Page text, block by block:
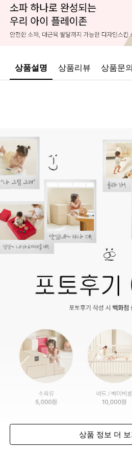
상품설명 상품리뷰 상품문
상품 정보 더 보